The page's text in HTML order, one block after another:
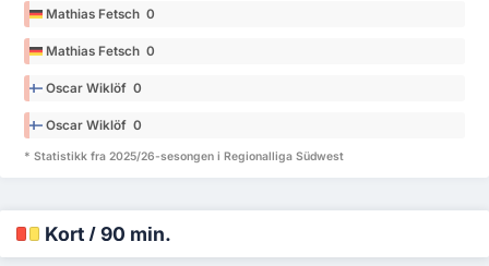
Mathias Fetsch 0
Mathias Fetsch 0
Oscar Wiklöf 0
Oscar Wiklöf 0
* Statistikk fra 2025/26-sesongen i Regionalliga Südwest
Kort / 90 min.